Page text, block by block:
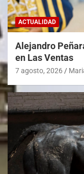
ACTUALIDAD
Alejandro
en Las Ventas
7 agosto, 2026